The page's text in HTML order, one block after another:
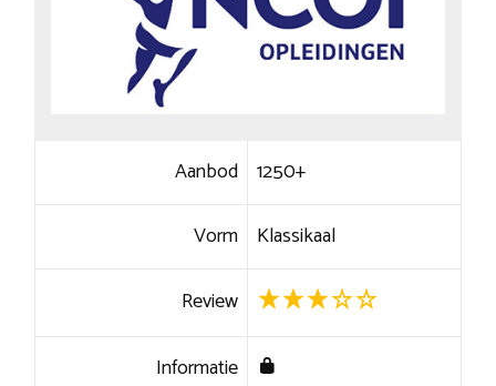
Aanbod 1250+
Vorm Klassikaal
Review
Informatie